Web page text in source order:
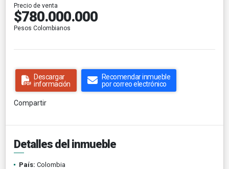
Precio de venta
$780.000.000
Pesos Colombianos
Descargar
información
Recomendar inmueble
por correo electrónico
Compartir
Detalles del inmueble
País: Colombia